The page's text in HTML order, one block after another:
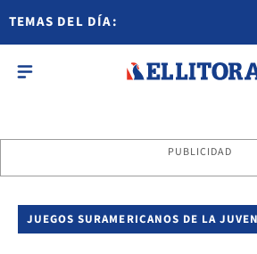
TEMAS DEL DÍA:
PUBLICIDAD
JUEGOS SURAMERICANOS DE LA